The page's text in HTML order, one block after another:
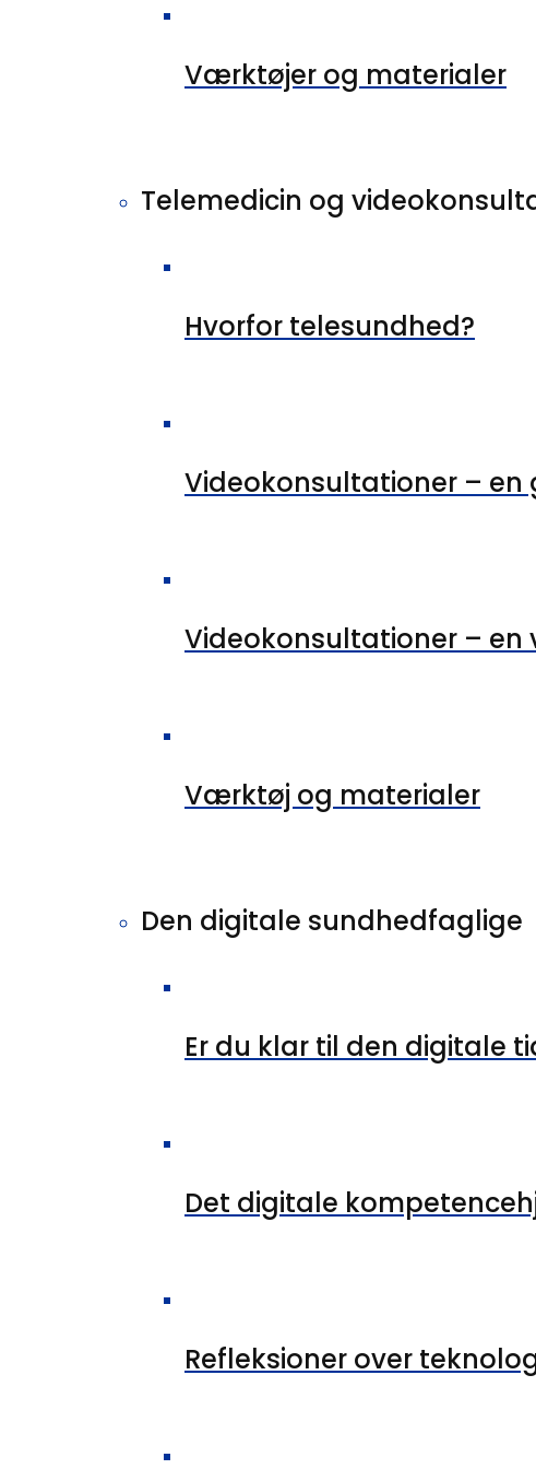
Værktøjer og materialer
Telemedicin og
Hvorfor telesundhed?
Videokonsultationer –
Videokonsultationer – en
Værktøj og materialer
Den digitale sundhedfaglige
Er du klar til den digitale
Det digitale
Refleksioner over